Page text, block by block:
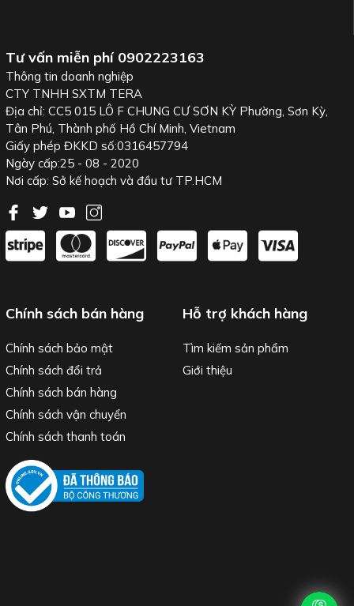
Tư vấn miễn phí 0902223163
Thông tin doanh nghiệp
CTY TNHH SXTM TERA
Địa chỉ: CC5 015 LÔ F CHUNG CƯ SƠN KỲ Phường, Sơn Kỳ,
Tân Phú, Thành phố Hồ Chí Minh, Vietnam
Giấy phép ĐKKD số:0316457794
Ngày cấp:25 - 08 - 2020
Nơi cấp: Sở kế hoạch và đầu tư TP.HCM
Chính sách bán hàng
Chính sách bảo mật
Chính sách đổi trả
Chính sách bán hàng
Chính sách vận chuyển
Chính sách thanh toán
Hỗ trợ khách hàng
Tìm kiếm sản phẩm
Giới thiệu